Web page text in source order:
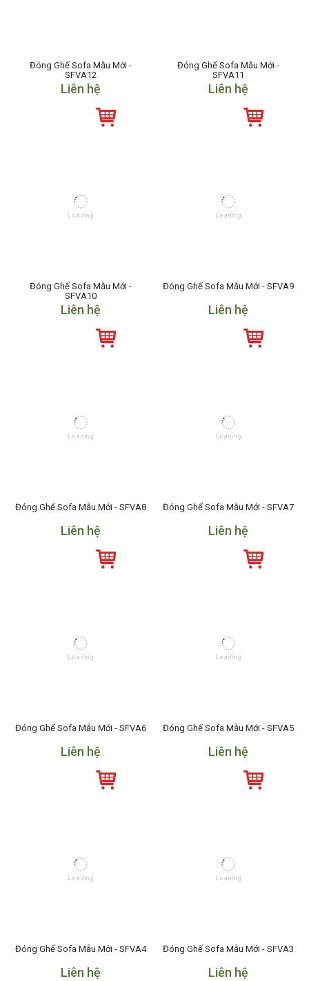
Đóng Ghế Sofa Mẫu Mới -
SFVA12
Liên hệ
Đóng Ghế Sofa Mẫu Mới -
SFVA11
Liên hệ
Đóng Ghế Sofa Mẫu Mới -
SFVA10
Liên hệ
Đóng Ghế Sofa Mẫu Mới - SFVA9
Liên hệ
Đóng Ghế Sofa Mẫu Mới - SFVA8
Liên hệ
Đóng Ghế Sofa Mẫu Mới - SFVA7
Liên hệ
Đóng Ghế Sofa Mẫu Mới - SFVA6
Liên hệ
Đóng Ghế Sofa Mẫu Mới - SFVA5
Liên hệ
Đóng Ghế Sofa Mẫu Mới - SFVA4
Liên hệ
Đóng Ghế Sofa Mẫu Mới - SFVA3
Liên hệ